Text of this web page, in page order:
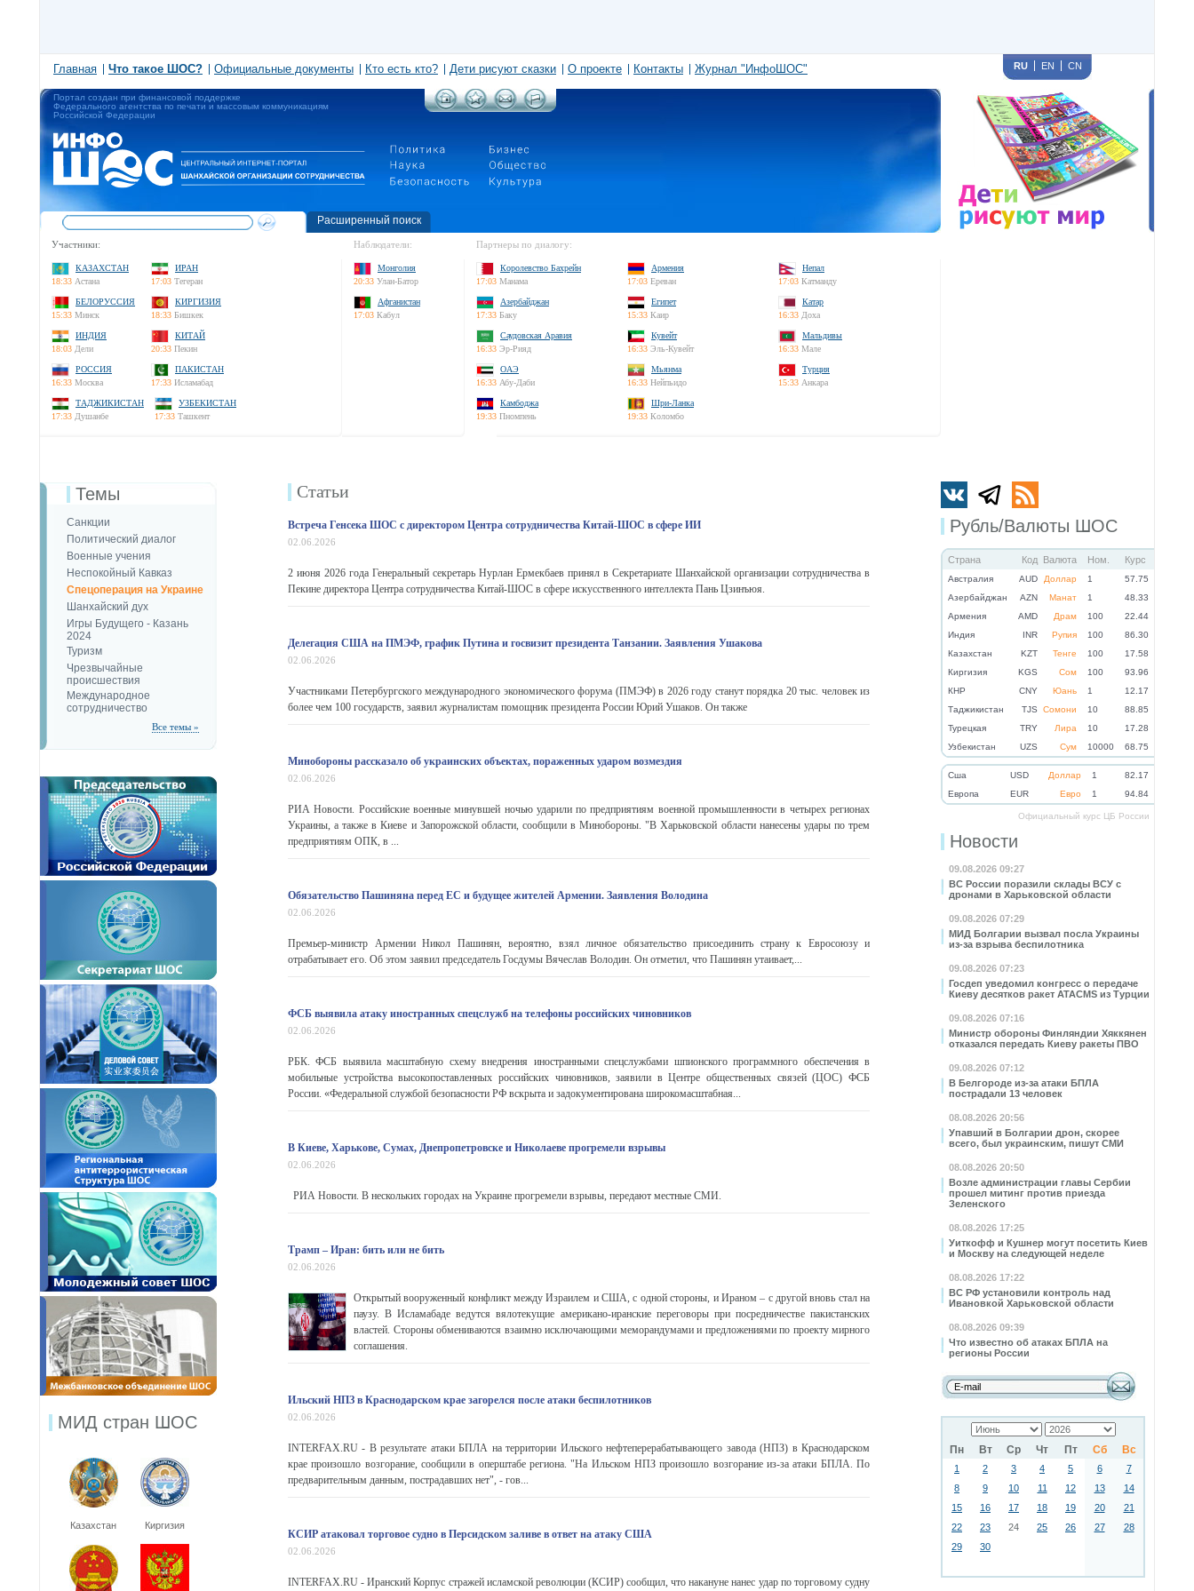
Главная Что такое ШОС? Официальные документы Кто есть кто? Дети рисуют сказки О проекте Контакты Журнал "ИнфоШОС" RU EN CN
Портал создан при финансовой поддержке
Федерального агентства по печати и массовым коммуникациям
Российской Федерации
Расширенный поиск
Участники:
КАЗАХСТАН
18:33 Астана
ИРАН
17:03 Тегеран
БЕЛОРУССИЯ
15:33 Минск
КИРГИЗИЯ
18:33 Бишкек
ИНДИЯ
18:03 Дели
КИТАЙ
20:33 Пекин
РОССИЯ
16:33 Москва
ПАКИСТАН
17:33 Исламабад
ТАДЖИКИСТАН
17:33 Душанбе
УЗБЕКИСТАН
17:33 Ташкент
Наблюдатели:
Монголия
20:33 Улан-Батор
Афганистан
17:03 Кабул
Партнеры по диалогу:
Королевство Бахрейн
17:03 Манама
Армения
17:03 Ереван
Непал
17:03 Катманду
Азербайджан
17:33 Баку
Египет
15:33 Каир
Катар
16:33 Доха
Саудовская Аравия
16:33 Эр-Рияд
Кувейт
16:33 Эль-Кувейт
Мальдивы
16:33 Мале
ОАЭ
16:33 Абу-Даби
Мьянма
16:33 Нейпьидо
Турция
15:33 Анкара
Камбоджа
19:33 Пномпень
Шри-Ланка
19:33 Коломбо
Рубль/Валюты ШОС
Страна Код Валюта Ном. Курс
Австралия AUD Доллар 1
57.75
Азербайджан
AZN Манат 1
48.33
Армения
AMD Драм 100
22.44
Индия
INR Рупия 100
86.30
Казахстан
KZT Тенге 100
17.58
Киргизия
KGS Сом 100
93.96
КНР
CNY Юань 1
12.17
Таджикистан
TJS Сомони 10
88.85
Турецкая
TRY Лира 10
17.28
Узбекистан
UZS Сум 10000 68.75
Cша USD Доллар 1
82.17
Eвропа
EUR Евро 1 94.84
Официальный курс ЦБ России
Новости
09.08.2026 09:27
ВС России поразили склады ВСУ с
дронами в Харьковской области
09.08.2026 07:29
МИД Болгарии вызвал посла Украины
из-за взрыва беспилотника
09.08.2026 07:23
Госдеп уведомил конгресс о передаче
Киеву десятков ракет ATACMS из Турции
09.08.2026 07:16
Министр обороны Финляндии Хяккянен
отказался передать Киеву ракеты ПВО
09.08.2026 07:12
В Белгороде из-за атаки БПЛА
пострадали 13 человек
08.08.2026 20:56
Упавший в Болгарии дрон, скорее
всего, был украинским, пишут СМИ
08.08.2026 20:50
Возле администрации главы Сербии
прошел митинг против приезда
Зеленского
08.08.2026 17:25
Уиткофф и Кушнер могут посетить Киев
и Москву на следующей неделе
08.08.2026 17:22
ВС РФ установили контроль над
Ивановкой Харьковской области
08.08.2026 09:39
Что известно об атаках БПЛА на
регионы России
Пн Вт Ср Чт Пт Сб Вс
1 2 3 4 5 6
7
8
9 10 11 12 13
14
15
16 17 18 19 20
21
22
23 24 25 26 27
28
29
30
Темы
Санкции
Политический диалог
Военные учения
Неспокойный Кавказ
Спецоперация на Украине
Шанхайский дух
Игры Будущего - Казань
2024
Туризм
Чрезвычайные
происшествия
Международное
сотрудничество
Все темы »
МИД стран ШОС
Казахстан Киргизия
Статьи
Встреча Генсека ШОС с директором Центра сотрудничества Китай-ШОС в сфере ИИ
02.06.2026
2 июня 2026 года Генеральный секретарь Нурлан Ермекбаев принял в Секретариате Шанхайской организации сотрудничества в
Пекине директора Центра сотрудничества Китай-ШОС в сфере искусственного интеллекта Пань Цзинъюя.
Делегация США на ПМЭФ, график Путина и госвизит президента Танзании. Заявления Ушакова
02.06.2026
Участниками Петербургского международного экономического форума (ПМЭФ) в 2026 году станут порядка 20 тыс. человек из
более чем 100 государств, заявил журналистам помощник президента России Юрий Ушаков. Он также
Минобороны рассказало об украинских объектах, пораженных ударом возмездия
02.06.2026
РИА Новости. Российские военные минувшей ночью ударили по предприятиям военной промышленности в четырех регионах
Украины, а также в Киеве и Запорожской области, сообщили в Минобороны. "В Харьковской области нанесены удары по трем
предприятиям ОПК, в ...
Обязательство Пашиняна перед ЕС и будущее жителей Армении. Заявления Володина
02.06.2026
Премьер-министр Армении Никол Пашинян, вероятно, взял личное обязательство присоединить страну к Евросоюзу и
отрабатывает его. Об этом заявил председатель Госдумы Вячеслав Володин. Он отметил, что Пашинян утаивает,...
ФСБ выявила атаку иностранных спецслужб на телефоны российских чиновников
02.06.2026
РБК. ФСБ выявила масштабную схему внедрения иностранными спецслужбами шпионского программного обеспечения в
мобильные устройства высокопоставленных российских чиновников, заявили в Центре общественных связей (ЦОС) ФСБ
России. «Федеральной службой безопасности РФ вскрыта и задокументирована широкомасштабная...
В Киеве, Харькове, Сумах, Днепропетровске и Николаеве прогремели взрывы
02.06.2026
РИА Новости. В нескольких городах на Украине прогремели взрывы, передают местные СМИ.
Трамп – Иран: бить или не бить
02.06.2026
Открытый вооруженный конфликт между Израилем и США, с одной стороны, и Ираном – с другой вновь стал на
паузу. В Исламабаде ведутся вялотекущие американо-иранские переговоры при посредничестве пакистанских
властей. Стороны обмениваются взаимно исключающими меморандумами и предложениями по проекту мирного
соглашения.
Ильский НПЗ в Краснодарском крае загорелся после атаки беспилотников
02.06.2026
INTERFAX.RU - В результате атаки БПЛА на территории Ильского нефтеперерабатывающего завода (НПЗ) в Краснодарском
крае произошло возгорание, сообщили в оперштабе региона. "На Ильском НПЗ произошло возгорание из-за атаки БПЛА. По
предварительным данным, пострадавших нет", - гов...
КСИР атаковал торговое судно в Персидском заливе в ответ на атаку США
02.06.2026
INTERFAX.RU - Иранский Корпус стражей исламской революции (КСИР) сообщил, что накануне нанес удар по торговому судну